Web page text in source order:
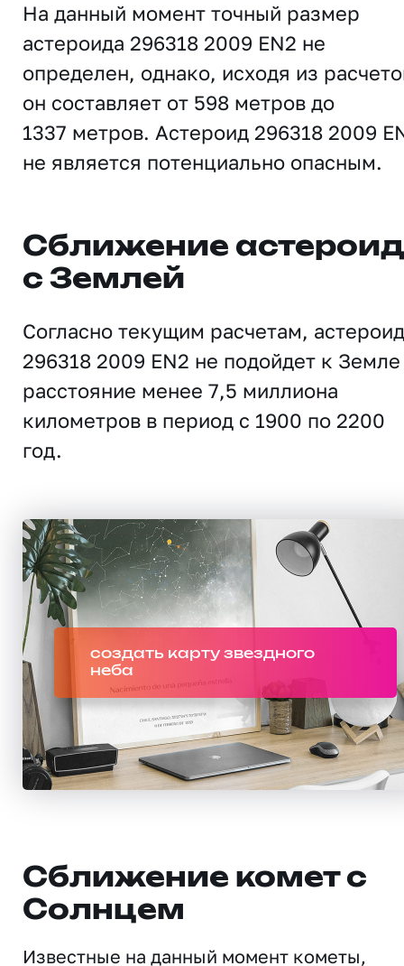
На данный момент точный размер
астероида 296318 2009 EN2 не
определен, однако, исходя из
он составляет от 598 метров до
1337 метров. Астероид 296318 2009
не является потенциально опасным.
Сближение
с Землей
Согласно текущим расчетам, астероид
296318 2009 EN2 не подойдет к
расстояние менее 7,5 миллиона
километров в период с 1900 по 2200
год.
создать карту звездного
неба
Сближение комет с
Солнцем
Известные на данный момент кометы,